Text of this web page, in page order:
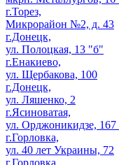
г.Торез,
Микрорайон №2, д. 43
г.Донецк,
ул. Полоцкая, 13 "б"
г.Енакиево,
ул. Щербакова, 100
г.Донецк,
ул. Ляшенко, 2
г.Ясиноватая,
ул. Орджоникидзе,
г.Горловка,
ул. 40 лет Украины, 72